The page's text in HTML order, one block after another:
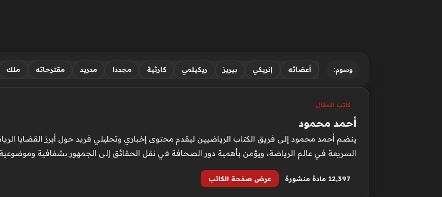
وسوم: أعضائه إنريكي بيريز ريكيلمي كارثية مجددا مدريد مقترحاته ملك
كاتب المقال
أحمد محمود
ينضم أحمد محمود إلى فريق الكتاب الرياضيين ليقدم محتوى إخباري وتحليلي فريد حول أبرز القضايا
السريعة في عالم الرياضة، ويؤمن بأهمية دور الصحافة في نقل الحقائق إلى الجمهور بشفافية
12٬397 مادة منشورة عرض صفحة الكاتب